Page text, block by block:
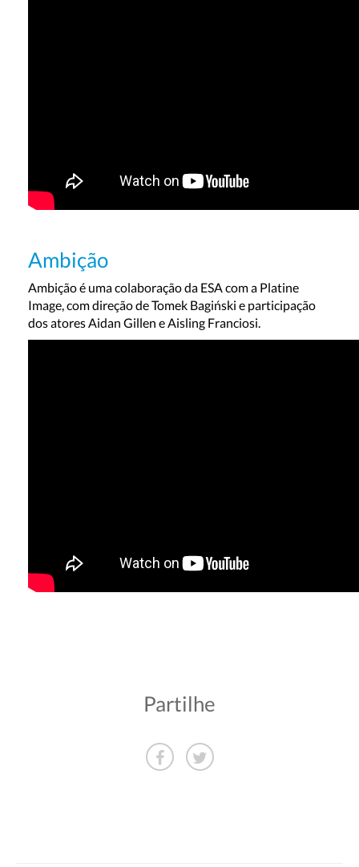
Ambição
Ambição é uma colaboração da ESA com a Platine
Image, com direção de Tomek Bagiński e participação
dos atores Aidan Gillen e Aisling Franciosi.
Partilhe